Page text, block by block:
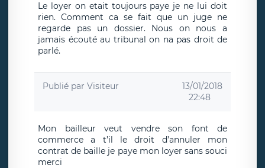
Le loyer on etait toujours paye je ne lui doit
rien. Comment ca se fait que un juge ne
regarde pas un dossier. Nous on nous a
jamais écouté au tribunal on na pas droit de
parlé.
Publié par Visiteur
13/01/2018
22:48
Mon bailleur veut vendre son font de
commerce a t’il le droit d’annuler mon
contrat de baille je paye mon loyer sans souci
merci